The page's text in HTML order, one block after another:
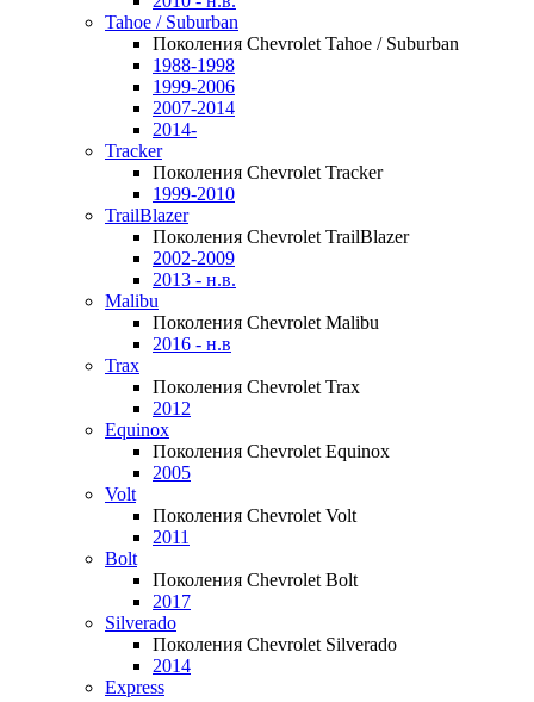
Tahoe / Suburban
Поколения Chevrolet Tahoe / Suburban
1988-1998
1999-2006
2007-2014
2014-
Tracker
Поколения Chevrolet Tracker
1999-2010
TrailBlazer
Поколения Chevrolet TrailBlazer
2002-2009
2013 - н.в.
Malibu
Поколения Chevrolet Malibu
2016 - н.в
Trax
Поколения Chevrolet Trax
2012
Equinox
Поколения Chevrolet Equinox
2005
Volt
Поколения Chevrolet Volt
2011
Bolt
Поколения Chevrolet Bolt
2017
Silverado
Поколения Chevrolet Silverado
2014
Express